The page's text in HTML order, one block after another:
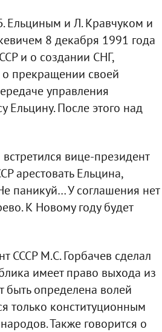
Ельциным и Л. Кравчуком и
8 декабря 1991 года
и о создании СНГ,
прекращении своей
управления
Ельцину. После этого над
вице-президент
арестовать Ельцина,
паникуй… У соглашения нет
К Новому году будет
СССР М.С. Горбачев сделал
имеет право выхода из
быть определена волей
только конституционным
Также говорится о